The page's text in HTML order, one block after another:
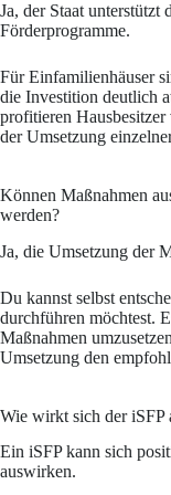
Ja, der Staat unterstützt
Förderprogramme.
Für Einfamilienhäuser
die Investition deutlich
profitieren
der Umsetzung
Können Maßnahmen
werden?
Ja, die Umsetzung der
Du kannst selbst
durchführen möchtest.
Maßnahmen
Umsetzung den
Wie wirkt sich der iSFP
Ein iSFP kann sich
auswirken.